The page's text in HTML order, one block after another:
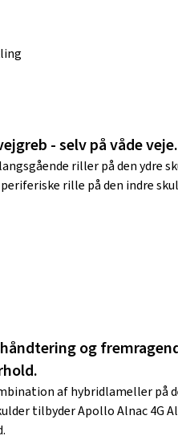
- selv på våde veje.
riller på den ydre
rille på den indre
og
af hybridlameller på
tilbyder Apollo Alnac 4G